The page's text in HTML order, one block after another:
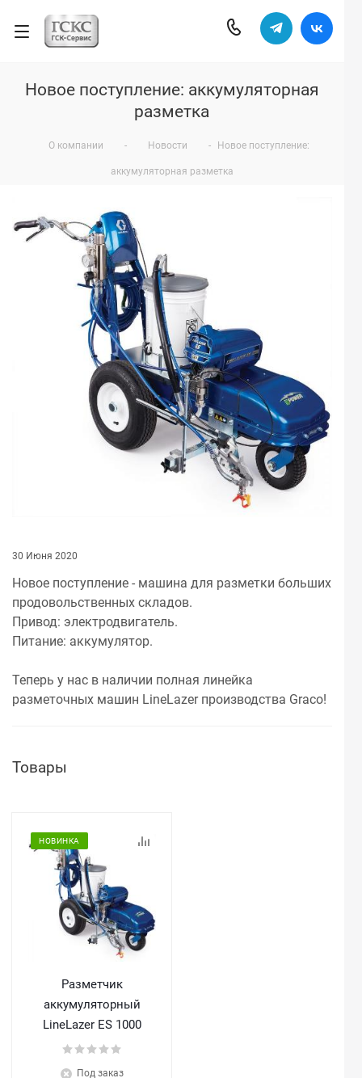
Новое поступление: аккумуляторная
разметка
О компании - Новости - Новое поступление:
аккумуляторная разметка
30 Июня 2020
Новое поступление - машина для разметки больших
продовольственных складов.
Привод: электродвигатель.
Питание: аккумулятор.
Теперь у нас в наличии полная линейка
разметочных машин LineLazer производства Graco!
Товары
НОВИНКА
Разметчик
аккумуляторный
LineLazer ES 1000
Под заказ